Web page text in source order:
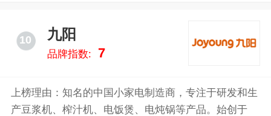
10 九阳
品牌指数: 7
上榜理由：知名的中国小家电制造商，专注于研发和生
产豆浆机、榨汁机、电饭煲、电炖锅等产品。始创于